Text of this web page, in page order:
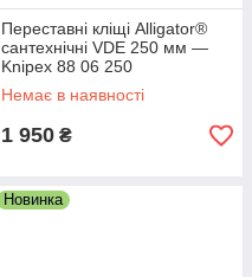
Переставні кліщі Alligator®
сантехнічні VDE 250 мм —
Knipex 88 06 250
Немає в наявності
1 950 ₴
Новинка